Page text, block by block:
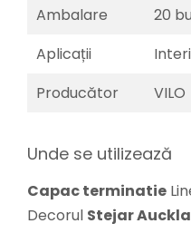
Ambalare
20
Aplicații
Producător
VILO
Unde se utilizează
Capac terminatie
Decorul Stejar